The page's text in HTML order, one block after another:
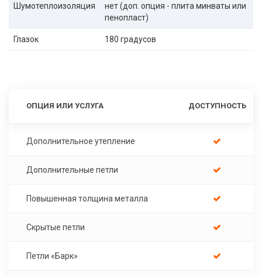
Шумотеплоизоляция
нет (доп. опция - плита минваты или
пенопласт)
Глазок 180 градусов
ОПЦИЯ ИЛИ УСЛУГА ДОСТУПНОСТЬ
Дополнительное утепление
Дополнительные петли
Повышенная толщина металла
Скрытые петли
Петли «Барк»